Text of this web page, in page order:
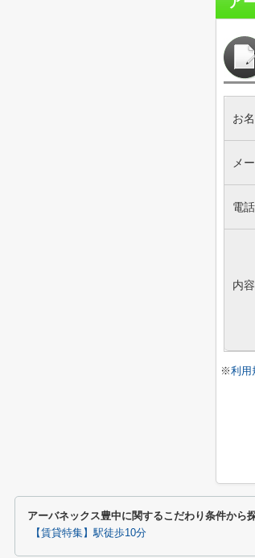
お
メ
電
内容
※利用
アーバネックス豊中に関するこだわり条件から
【賃貸特集】駅徒歩10分